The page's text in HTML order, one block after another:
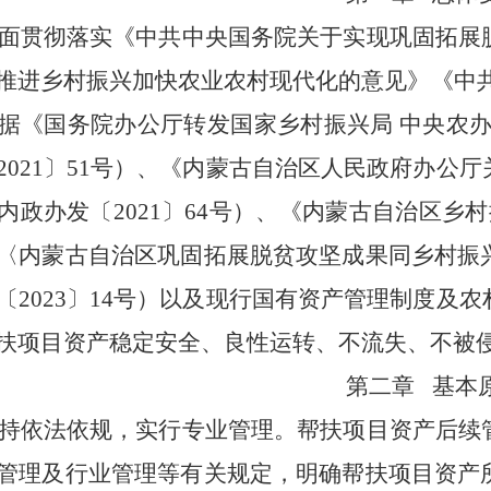
贯彻落实《中共中央国务院关于实现巩固拓
进乡村振兴加快农业农村现代化的意见》《中
《国务院办公厅转发国家乡村振兴局 中央农
〕 51号） 、《内蒙古自治区人民政府办公
政办发〔 2021 〕 64号） 、 《内蒙古自治区乡
内蒙古自治区巩固拓展脱贫攻坚成果同乡村
2023〕 14号）以及现行国有资产管理制度及
项目资产稳定安全、良性运转、不流失、不被
第二章
基本
依法依规，实行专业管理。帮扶项目资产后
理及行业管理等有关规定，明确帮扶项目资